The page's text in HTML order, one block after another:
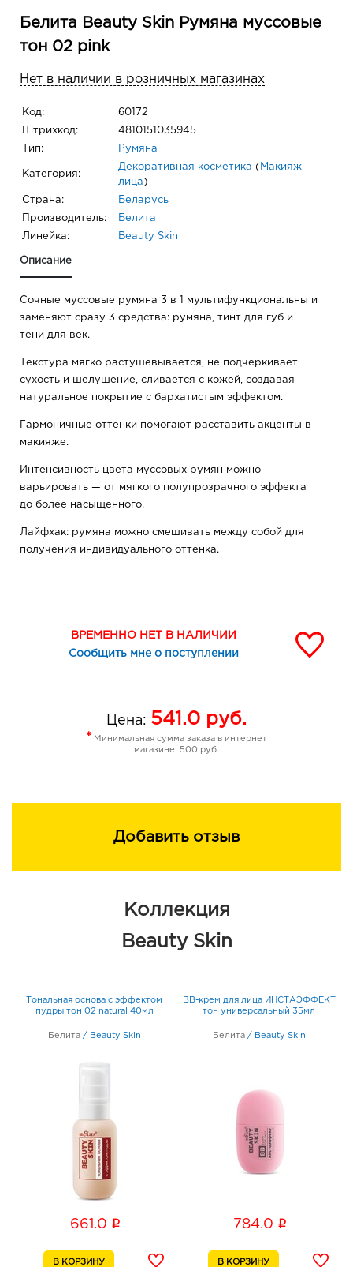
Белита Beauty Skin Румяна муссовые
тон 02 pink
Нет в наличии в розничных магазинах
Код: 60172
Штрихкод: 4810151035945
Тип: Румяна
Категория:
Декоративная косметика ( Макияж
лица )
Страна: Беларусь
Производитель: Белита
Линейка: Beauty Skin
Описание
Сочные муссовые румяна 3 в 1 мультифункциональны и
заменяют сразу 3 средства: румяна, тинт для губ и
тени для век.
Текстура мягко растушевывается, не подчеркивает
сухость и шелушение, сливается с кожей, создавая
натуральное покрытие с бархатистым эффектом.
Гармоничные оттенки помогают расставить акценты в
макияже.
Интенсивность цвета муссовых румян можно
варьировать — от мягкого полупрозрачного эффекта
до более насыщенного.
Лайфхак: румяна можно смешивать между собой для
получения индивидуального оттенка.
ВРЕМЕННО НЕТ В НАЛИЧИИ
Сообщить мне о поступлении
Цена: 541.0 руб.
* Минимальная сумма заказа в интернет
магазине: 500 руб.
Добавить отзыв
Коллекция
Beauty Skin
Тональная основа с эффектом
пудры тон 02 natural 40мл
Белита / Beauty Skin
661.0 i
BB-крем для лица ИНСТАЭФФЕКТ
тон универсальный 35мл
Белита / Beauty Skin
784.0 i